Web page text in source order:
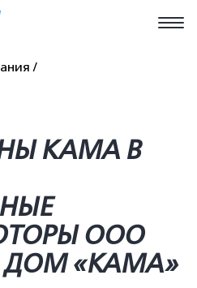
KAMA В
ООО
ДОМ «КАМА»